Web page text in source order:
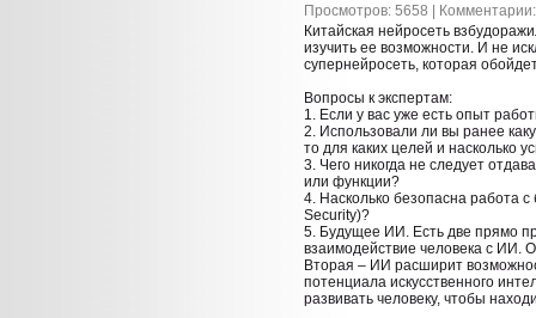
Просмотров: 5658 |
Китайская нейросеть
изучить ее возможности. И не
супернейросеть, которая
Вопросы к экспертам:
1. Если у вас уже есть опыт
2. Использовали ли вы ранее
то для каких целей и насколько
3. Чего никогда не следует
или функции?
4. Насколько безопасна работа
Security)?
5. Будущее ИИ. Есть две прямо
взаимодействие человека с ИИ.
Вторая – ИИ расширит
потенциала искусственного
развивать человеку, чтобы